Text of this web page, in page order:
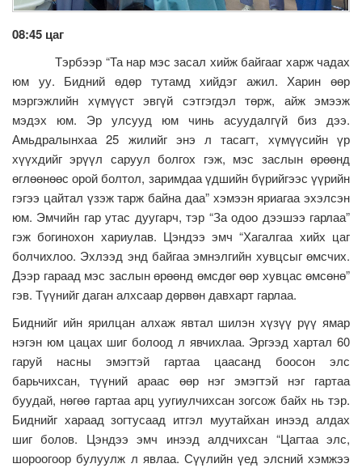
08:45 цаг
Тэрбээр “Та нар мэс засал хийж байгааг харж чадах
юм уу. Бидний өдөр тутамд хийдэг ажил. Харин өөр
мэргэжлийн хүмүүст эвгүй сэтгэгдэл төрж, айж эмээж
мэдэх юм. Эр улсууд юм чинь асуудалгүй биз дээ.
Амьдралынхаа 25 жилийг энэ л тасагт, хүмүүсийн үр
хүүхдийг эрүүл саруул болгох гэж, мэс заслын өрөөнд
өглөөнөөс орой болтол, заримдаа үдшийн бүрийгээс үүрийн
гэгээ цайтал үзэж тарж байна даа” хэмээн яриагаа эхэлсэн
юм. Эмчийн гар утас дуугарч, тэр “За одоо дээшээ гарлаа”
гэж богинохон хариулав. Цэндээ эмч “Хагалгаа хийх цаг
болчихлоо. Эхлээд энд байгаа эмнэлгийн хувцсыг өмсчих.
Дээр гараад мэс заслын өрөөнд өмсдөг өөр хувцас өмсөнө”
гэв. Түүнийг даган алхсаар дөрвөн давхарт гарлаа.
Биднийг ийн ярилцан алхаж явтал шилэн хүзүү рүү ямар
нэгэн юм цацах шиг болоод л явчихлаа. Эргээд хартал 60
гаруй насны эмэгтэй гартаа цаасанд боосон элс
барьчихсан, түүний араас өөр нэг эмэгтэй нэг гартаа
буудай, нөгөө гартаа арц уугиулчихсан зогсож байх нь тэр.
Биднийг хараад зогтусаад итгэл муутайхан инээд алдах
шиг болов. Цэндээ эмч инээд алдчихсан “Цагтаа элс,
шороогоор булуулж л явлаа. Сүүлийн үед элсний хэмжээ